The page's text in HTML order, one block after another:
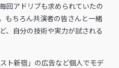
回アドリブも求められていたの
もちろん共演者の皆さんと一緒
、自分の技術や実力が試される
ト新宿」の広告など個人でモデ